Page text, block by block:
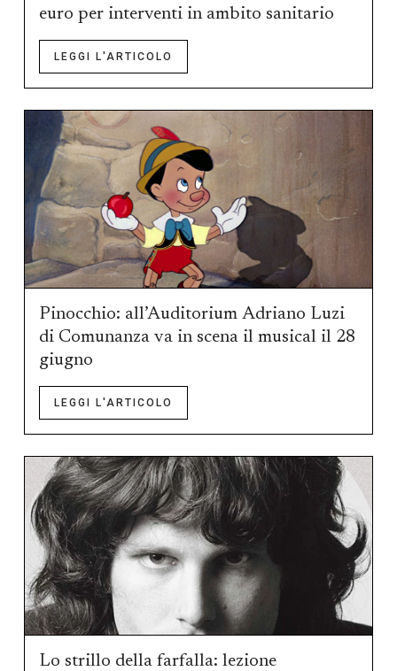
euro per interventi in ambito sanitario
LEGGI L'ARTICOLO
Pinocchio: all’Auditorium Adriano Luzi
di Comunanza va in scena il musical il 28
giugno
LEGGI L'ARTICOLO
Lo strillo della farfalla: lezione